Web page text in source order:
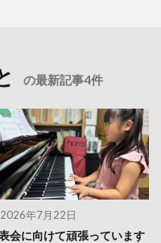
の最新記事4件
2026年7月22日
会に向けて頑張っています